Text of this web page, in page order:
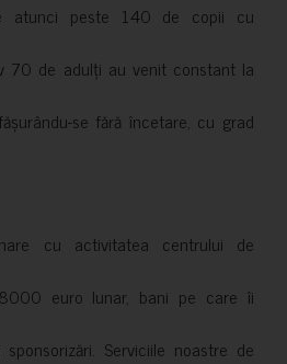
atunci peste 140 de copii cu
70 de adulți au venit constant la
se fără încetare, cu grad
cu activitatea centrului de
euro lunar, bani pe care îi
Serviciile noastre de